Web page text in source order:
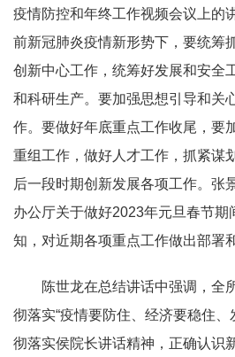
疫情防控和年终工作视频会议上的
前新冠肺炎疫情新形势下，要统筹
创新中心工作，统筹好发展和安全
和科研生产。要加强思想引导和关
作。要做好年底重点工作收尾，要
重组工作，做好人才工作，抓紧谋
后一段时期创新发展各项工作。张
办公厅关于做好2023年元旦春节期
知，对近期各项重点工作做出部署
陈世龙在总结讲话中强调，全
彻落实“疫情要防住、经济要稳住、
彻落实侯院长讲话精神，正确认识